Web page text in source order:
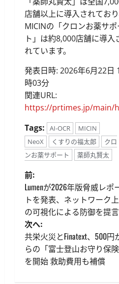
店舗以上に導入されており
MICINの「クロンお薬サポ
ト」は約8,000店舗に導入
れています。
発表日時: 2026年6月22日
時03分
関連URL:
https://prtimes.jp/main/
Tags:
AI-OCR
MICIN
NeoX
くすりの福太郎
クロ
ンお薬サポート
薬師丸賢太
投
稿
ナ
ビ
ゲ
前:
Lumenが2026年版脅威レポ
トを発表、ネットワーク
の可視化による防御を提言
次へ:
共栄火災とFinatext、500円
らの「富士登山お守り保険
を開始 救助費用も補償